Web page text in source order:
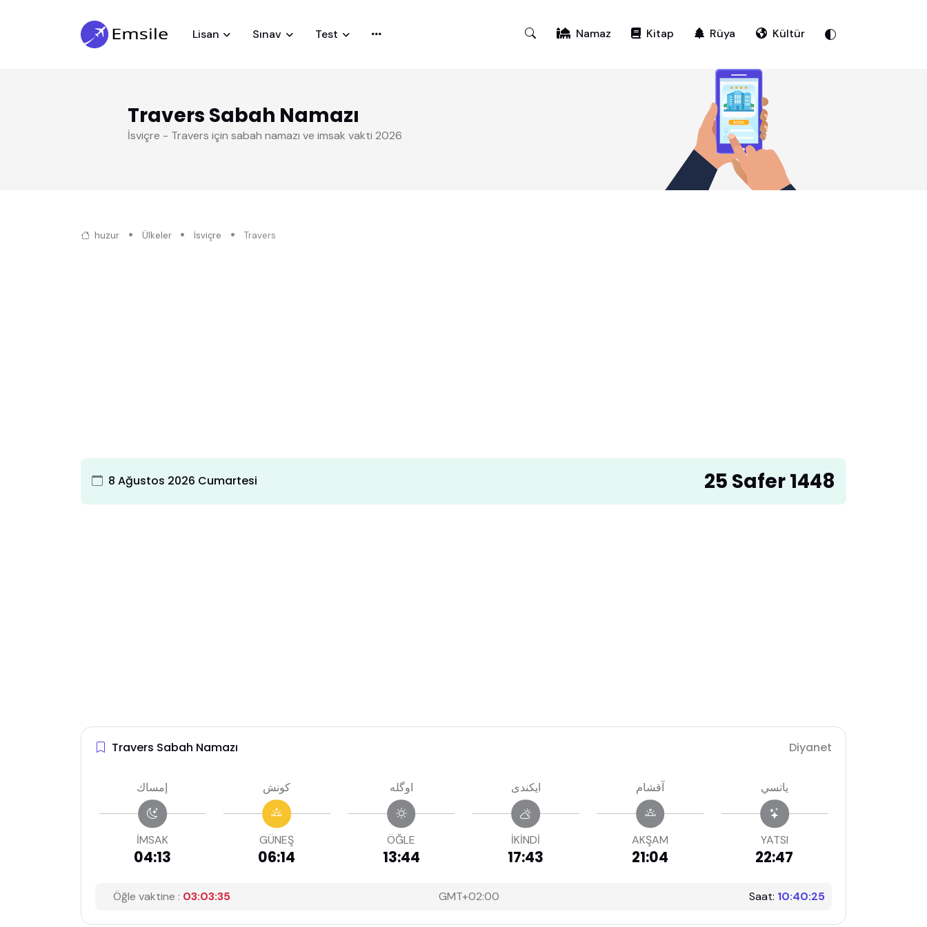
Lisan Sınav Test Namaz Kitap Rüya Kültür
Travers Sabah Namazı
İsviçre - Travers için sabah namazı ve imsak vakti 2026
huzur Ülkeler İsviçre Travers
8 Ağustos 2026 Cumartesi 25 Safer 1448
Travers Sabah Namazı Diyanet
إمساك
İMSAK
04:13
كونش
GÜNEŞ
06:14
اوگله
ÖĞLE
13:44
ايكندى
İKİNDİ
17:43
آقشام
AKŞAM
21:04
ياتسي
YATSI
22:47
Öğle vaktine : 03:03:34 GMT+02:00 Saat: 10:40:26